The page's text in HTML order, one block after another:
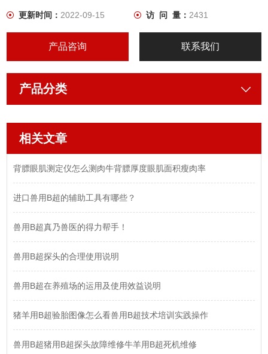
更新时间：2022-09-15 访 问 量： 2431
产品咨询 联系我们
产品分类
相关文章
背膘眼肌测定仪怎么测肉牛背膘厚度眼肌面积瘦肉率
进口兽用B超的辅助工具有哪些？
兽用B超真乃兽医的得力帮手！
兽用B超探头的合理使用说明
兽用B超在养殖场的运用及使用效益说明
猪羊用B超验胎图像怎么看兽用B超技术培训实践操作
兽用B超猪用B超探头故障维修牛羊用B超死机维修